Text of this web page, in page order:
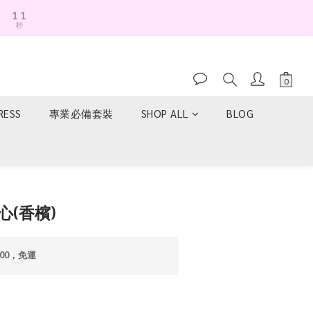
1
0
0
秒
專業必備套裝 SHOP ALL BLOG
(香檳)
，免運